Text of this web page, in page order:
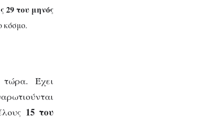
29 του μηνός
κόσμο.
τώρα. Έχει
15 του